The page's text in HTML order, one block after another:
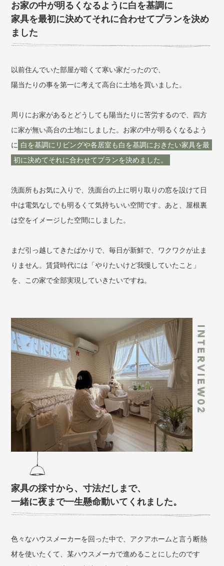
お家の中が明るくなるように白を基調に
家具を最初に決めてそれに合わせてプランを決め
ました
以前住んでいた部屋が暗くて寒い家だったので、
陽当たりの事を第一に考えて高台に土地を買いました。
周りにお家があるとどうしても陽当たりに苦労するので、四方
に家が無い高台の土地にしました。お家の中が明るくなるよう
に 白を基調にリビングや各居室も白を基調におきたい家具を最
初に決めてそれに合わせてプランを決めました。
洗面所もお気に入りで、洗面台の上に明り取りの窓を設けて日
中は電気なしでも明るくて気持ちいい空間です。あと、屋根裏
は空をイメージした空間にしました。
まだ引っ越してきたばかりで、毎日が新鮮で、ワクワクが止ま
りません。賃貸時代には「やりたいけど我慢していたこと」
を、この家で全部実現していきたいですね。
家具の採寸から、寸法だしまで、
一緒に夜まで一生懸命動いてくれました。
色々なハウスメーカーを回った中で、アクアホームと言う断熱
材を使いたくて、某ハウスメーカで進めることにしたのです